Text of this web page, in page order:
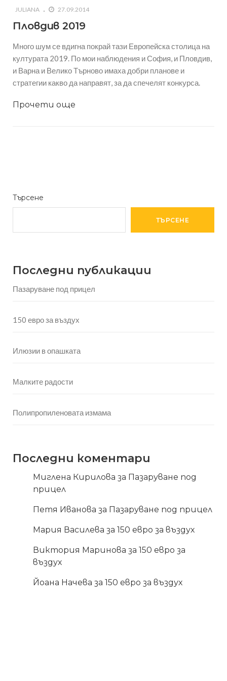
JULIANA 27.09.2014
Пловдив 2019
Много шум се вдигна покрай тази Европейска столица на
културата 2019. По мои наблюдения и София, и Пловдив,
и Варна и Велико Търново имаха добри планове и
стратегии какво да направят, за да спечелят конкурса.
Прочети още
Търсене
ТЪРСЕНЕ
Последни публикации
Пазаруване под прицел
150 евро за въздух
Илюзии в опашката
Малките радости
Полипропиленовата измама
Последни коментари
Миглена Кирилова за Пазаруване под
прицел
Петя Иванова за Пазаруване под прицел
Мария Василева за 150 евро за въздух
Виктория Маринова за 150 евро за
въздух
Йоана Начева за 150 евро за въздух